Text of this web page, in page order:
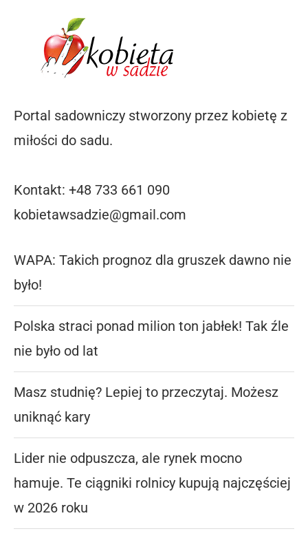
Portal sadowniczy stworzony przez kobietę z
miłości do sadu.
Kontakt: +48 733 661 090
kobietawsadzie@gmail.com
WAPA: Takich prognoz dla gruszek dawno nie
było!
Polska straci ponad milion ton jabłek! Tak źle
nie było od lat
Masz studnię? Lepiej to przeczytaj. Możesz
uniknąć kary
Lider nie odpuszcza, ale rynek mocno
hamuje. Te ciągniki rolnicy kupują najczęściej
w 2026 roku